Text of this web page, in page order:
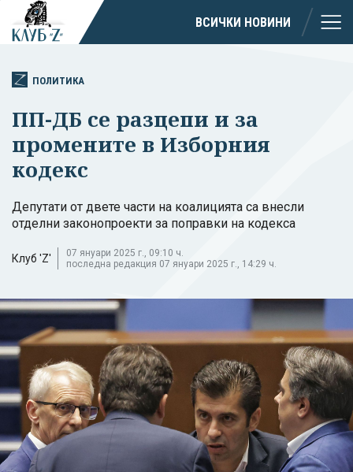
ВСИЧКИ НОВИНИ
ПОЛИТИКА
ПП-ДБ се разцепи и за
промените в Изборния
кодекс
Депутати от двете части на коалицията са внесли
отделни законопроекти за поправки на кодекса
Клуб 'Z'
07 януари 2025 г., 09:10 ч.
последна редакция 07 януари 2025 г., 14:29 ч.